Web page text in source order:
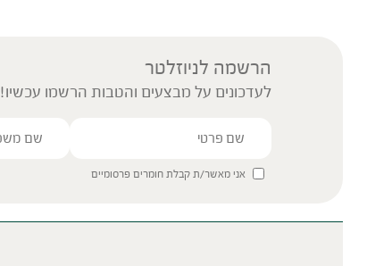
הרשמה לניוזלטר
לעדכונים על מבצעים והטבות הרשמו עכשיו!
אני מאשר/ת קבלת חומרים פרסומיים